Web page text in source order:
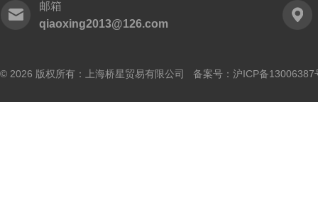
邮箱
qiaoxing2013@126.com
© 2026 版权所有：上海桥星贸易有限公司 备案号： 沪ICP备13006387